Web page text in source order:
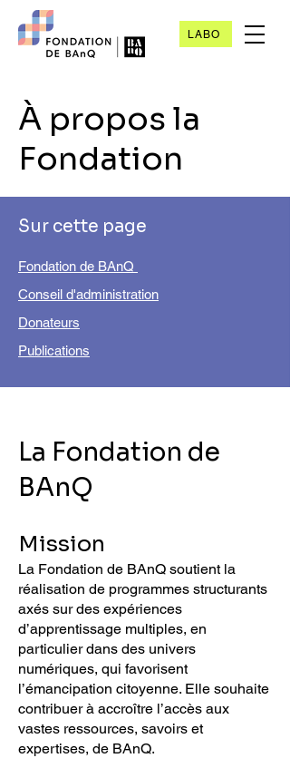
LABO
À propos la
Fondation
Sur cette page
Fondation de BAnQ
Conseil d'administration
Donateurs
Publications
La Fondation de
BAnQ
Mission
La Fondation de BAnQ soutient la
réalisation de programmes structurants
axés sur des expériences
d’apprentissage multiples, en
particulier dans des univers
numériques, qui favorisent
l’émancipation citoyenne. Elle souhaite
contribuer à accroître l’accès aux
vastes ressources, savoirs et
expertises, de BAnQ.